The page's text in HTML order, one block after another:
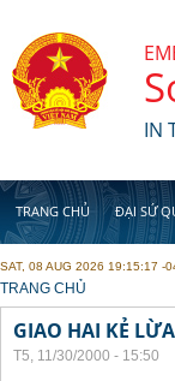
IN
TRANG CHỦ ĐẠI SỨ
SAT, 08 AUG 2026 19:15:17 -
YOU ARE HERE
TRANG CHỦ
GIAO HAI KẺ
T5, 11/30/2000 - 15:50